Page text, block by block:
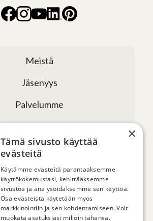
Meistä
Jäsenyys
Palvelumme
Verkostomme
Tapahtumat
Uutiset ja artikkelit
Yhteystiedot
×
Tämä sivusto käyttää
evästeitä
Käytämme evästeitä parantaaksemme
käyttökokemustasi, kehittääksemme
sivustoa ja analysoidaksemme sen käyttöä.
Osa evästeistä käytetään myös
markkinointiin ja sen kohdentamiseen. Voit
muokata asetuksiasi milloin tahansa.